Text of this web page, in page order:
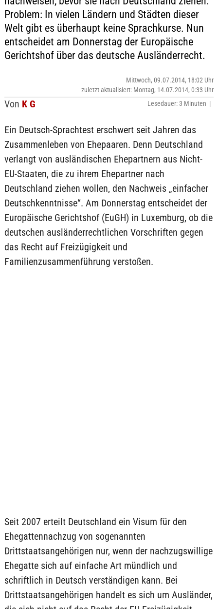
Problem: In vielen Ländern und Städten dieser
Welt gibt es überhaupt keine Sprachkurse. Nun
entscheidet am Donnerstag der Europäische
Gerichtshof über das deutsche Ausländerrecht.
Von K G
Mittwoch, 09.07.2014, 18:02 Uhr
zuletzt aktualisiert: Montag, 14.07.2014, 0:33 Uhr
Lesedauer: 3 Minuten |
Ein Deutsch-Sprachtest erschwert seit Jahren das
Zusammenleben von Ehepaaren. Denn Deutschland
verlangt von ausländischen Ehepartnern aus Nicht-
EU-Staaten, die zu ihrem Ehepartner nach
Deutschland ziehen wollen, den Nachweis „einfacher
Deutschkenntnisse“. Am Donnerstag entscheidet der
Europäische Gerichtshof (EuGH) in Luxemburg, ob die
deutschen ausländerrechtlichen Vorschriften gegen
das Recht auf Freizügigkeit und
Familienzusammenführung verstoßen.
Seit 2007 erteilt Deutschland ein Visum für den
Ehegattennachzug von sogenannten
Drittstaatsangehörigen nur, wenn der nachzugswillige
Ehegatte sich auf einfache Art mündlich und
schriftlich in Deutsch verständigen kann. Bei
Drittstaatsangehörigen handelt es sich um Ausländer,